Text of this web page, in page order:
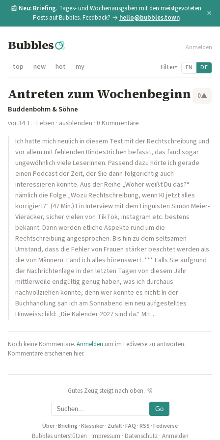
📰 Neu: Briefing. Tages- und Wochenausgaben mit den meistgevoteten
Posts auf Bubbles. Feedback? → hello@bubbles.town ×
Bubbles Anmelden
top new hot my Filter▾ EN DE
Antreten zum Wochenbeginn 0▲
Buddenbohm & Söhne
vor 34 T. · Leben · ausblenden · 0 Kommentare
Ich hatte mich neulich in diesem Text mit der Rechtschreibung und
vor allem mit fehlenden Bindestrichen befasst, das fand sogar
ungewöhnlich viele Leserinnen. Passend dazu hörte ich gerade
einen Podcast der Zeit, der Sie dann folgerichtig auch
interessieren könnte. Aus der Reihe „Woher weißt Du das?“
nämlich die Folge „Wozu Rechtschreibung, wenn KI jetzt alles
korrigiert?“ (47 Min.) Ein Interview mit dem Linguisten Simon Meier-
Vieracker, sicher vielen von TikTok, Instagram etc. bestens
bekannt. Darin werden etliche Aspekte rund um die
Rechtschreibung angesprochen. Bis hin zu dem seltsamen
Umstand, dass die Fehler von Frauen stärker beachtet werden als
die von Männern. Fand ich alles hörenswert. *** Falls Sie aufgrund
der Nachrichtenlage in den letzten Tagen von diesem Jahr
mittlerweile endgültig genug haben, was ich durchaus
nachvollziehen könnte, denn wer könnte es nicht: In der
Buchhandlung sah ich am Sonnabend ein neu aufgestelltes
Hinweisschild: „Die Kalender 2027 sind da.“ Mit…
Noch keine Kommentare. Anmelden um im Fediverse zu antworten.
Kommentare erscheinen hier.
Gutes Zeug steigt nach oben. 🫧
Go
Über·Briefing·Klassiker· Zufall·FAQ ·RSS ·Fediverse
Bubbles unterstützen · Impressum · Datenschutz· Anmelden